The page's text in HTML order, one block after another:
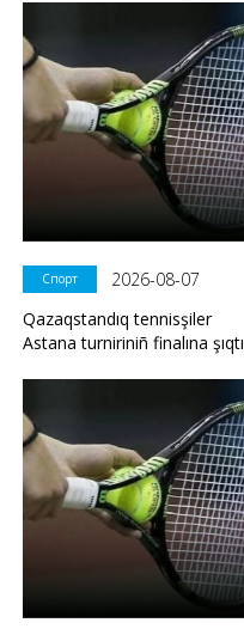
Спорт
2026-08-07
Qazaqstandıq tennisşiler
Astana turniriniñ finalına şıqtı